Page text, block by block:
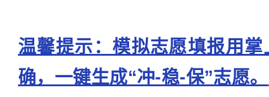
温馨提示：模拟志愿填报用
确，一键生成“冲-稳-保”志愿。